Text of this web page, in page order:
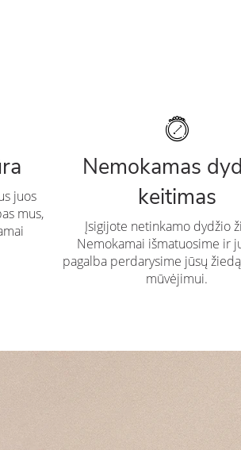
juos
mus,
Nemokamas
keitimas
Įsigijote netinkamo dydžio
Nemokamai išmatuosime ir
pagalba perdarysime jūsų
mūvėjimui.